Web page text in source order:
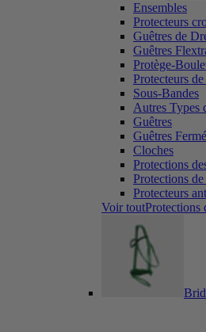
Ensembles
Protecteurs
Guêtres de
Guêtres
Protège-
Protecteurs
Sous-Bandes
Autres Types
Guêtres
Guêtres
Cloches
Protections
Protections
Protecteurs
Voir toutProtections